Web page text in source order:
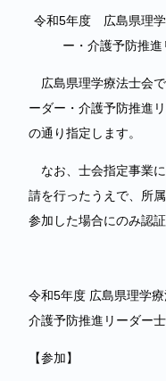
令和5年度 広島県理
ー・介護予防推
広島県理学療法士会
ーダー・介護予防推進
の通り指定します。
なお、士会指定事業
請を行ったうえで、所
参加した場合にのみ認証
令和5年度 広島県理学
介護予防推進リーダー
【参加】